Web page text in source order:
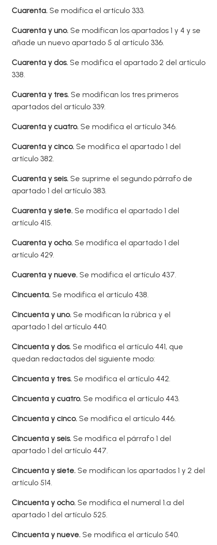
Cuarenta. Se modifica el artículo 333.
Cuarenta y uno. Se modifican los apartados 1 y 4 y se
añade un nuevo apartado 5 al artículo 336.
Cuarenta y dos. Se modifica el apartado 2 del artículo
338.
Cuarenta y tres. Se modifican los tres primeros
apartados del artículo 339.
Cuarenta y cuatro. Se modifica el artículo 346.
Cuarenta y cinco. Se modifica el apartado 1 del
artículo 382.
Cuarenta y seis. Se suprime el segundo párrafo de
apartado 1 del artículo 383.
Cuarenta y siete. Se modifica el apartado 1 del
artículo 415.
Cuarenta y ocho. Se modifica el apartado 1 del
artículo 429.
Cuarenta y nueve. Se modifica el artículo 437.
Cincuenta. Se modifica el artículo 438.
Cincuenta y uno. Se modifican la rúbrica y el
apartado 1 del artículo 440.
Cincuenta y dos. Se modifica el artículo 441, que
quedan redactados del siguiente modo:
Cincuenta y tres. Se modifica el artículo 442.
Cincuenta y cuatro. Se modifica el artículo 443.
Cincuenta y cinco. Se modifica el artículo 446.
Cincuenta y seis. Se modifica el párrafo 1 del
apartado 1 del artículo 447.
Cincuenta y siete. Se modifican los apartados 1 y 2 del
artículo 514.
Cincuenta y ocho. Se modifica el numeral 1.ª del
apartado 1 del artículo 525.
Cincuenta y nueve. Se modifica el artículo 540.